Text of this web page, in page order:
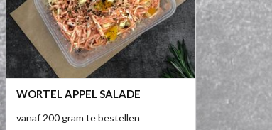
WORTEL APPEL SALADE
vanaf 200 gram te bestellen